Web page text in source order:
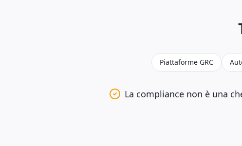
Piattaforme GRC
La compliance non è una